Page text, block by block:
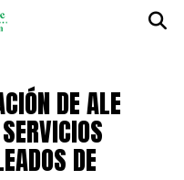
DE ALE
DE